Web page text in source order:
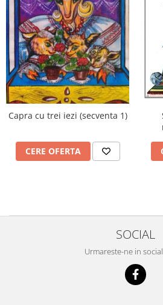
Capra cu trei iezi (secventa 1)
CERE OFERTA
SOCIAL
Urmareste-ne in